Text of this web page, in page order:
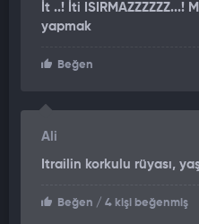
Kıyı bölgelerine yapılacak
amaçlayan İran, gemilere
Hürmüz Boğazı'na yakınlığı
ve Küçük Tunb adalarıyla ilgili
İt ..! İti
yapmak
Beğen
Ali
Itrailin korkulu rüyası,
Beğen / 4 kişi beğenmiş